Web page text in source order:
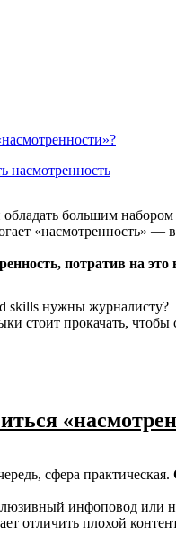
насмотренность
большим
«насмотренность»
потратив на это
skills нужны журналисту?
стоит прокачать,
сфера практическая.
инфоповод или
отличить плохой